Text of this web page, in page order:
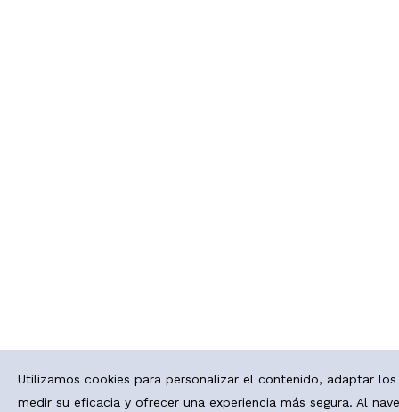
Utilizamos cookies para personalizar el contenido, adaptar los
medir su eficacia y ofrecer una experiencia más segura. Al